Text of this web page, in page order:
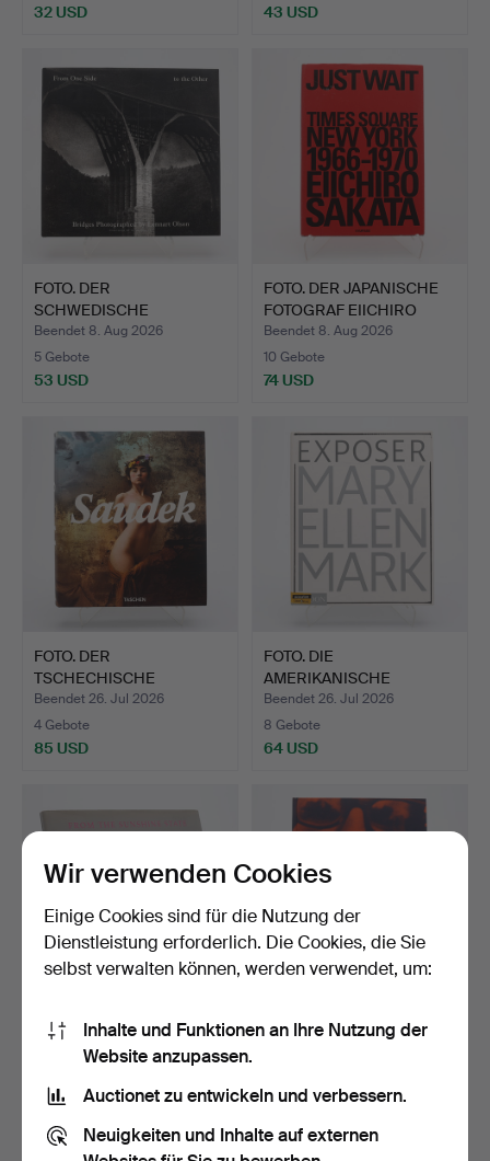
32 USD 43 USD
FOTO. DER
SCHWEDISCHE
FOTOGRAF LENNART
OLS…
Beendet 8. Aug 2026
5 Gebote
53 USD
FOTO. DER JAPANISCHE
FOTOGRAF EIICHIRO
SAK…
Beendet 8. Aug 2026
10 Gebote
74 USD
FOTO. DER
TSCHECHISCHE
FOTOGRAF JAN SAUDEK…
Beendet 26. Jul 2026
4 Gebote
85 USD
FOTO. DIE
AMERIKANISCHE
FOTOGRAFIN MARY EL…
Beendet 26. Jul 2026
8 Gebote
64 USD
FOTO. DER
AMERIKANISCHE
FOTOGRAF ALEX WEBB…
Beendet 26. Jul 2026
20 Gebote
Ausgewähltes
FOTO. DER
AMERIKANISCHE
5 Gebote
Wir verwenden Cookies
Einige Cookies sind für die Nutzung der
Dienstleistung erforderlich. Die Cookies, die Sie
selbst verwalten können, werden verwendet, um:
Inhalte und Funktionen an Ihre Nutzung der
Website anzupassen.
Auctionet zu entwickeln und verbessern.
Neuigkeiten und Inhalte auf externen